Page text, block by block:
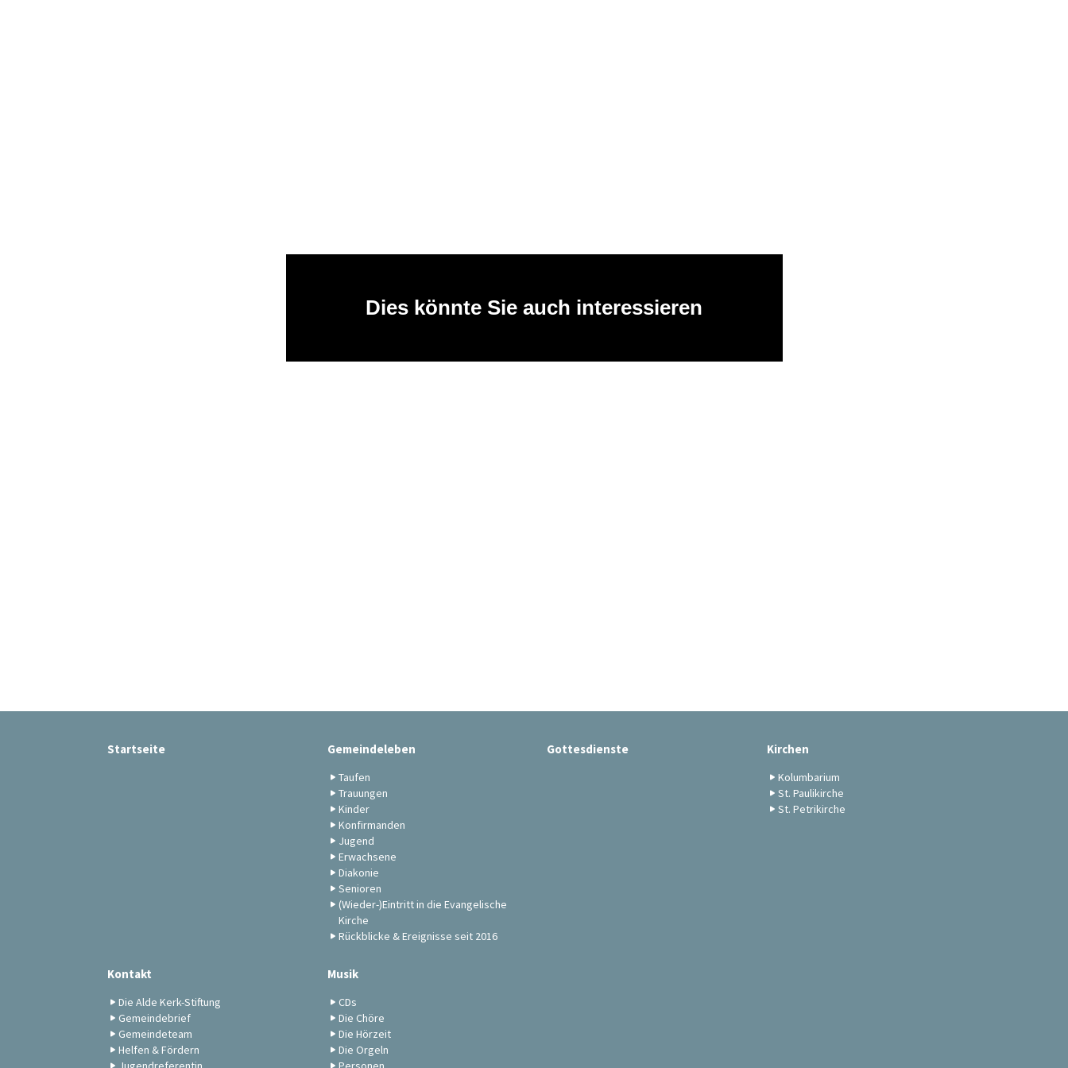
Dies könnte Sie auch interessieren
Startseite Gemeindeleben
Taufen
Trauungen
Kinder
Konfirmanden
Jugend
Erwachsene
Diakonie
Senioren
(Wieder-)Eintritt in die Evangelische
Kirche
Rückblicke & Ereignisse seit 2016
Gottesdienste Kirchen
Kolumbarium
St. Paulikirche
St. Petrikirche
Kontakt
Die Alde Kerk-Stiftung
Gemeindebrief
Gemeindeteam
Helfen & Fördern
Musik
CDs
Die Chöre
Die Hörzeit
Die Orgeln